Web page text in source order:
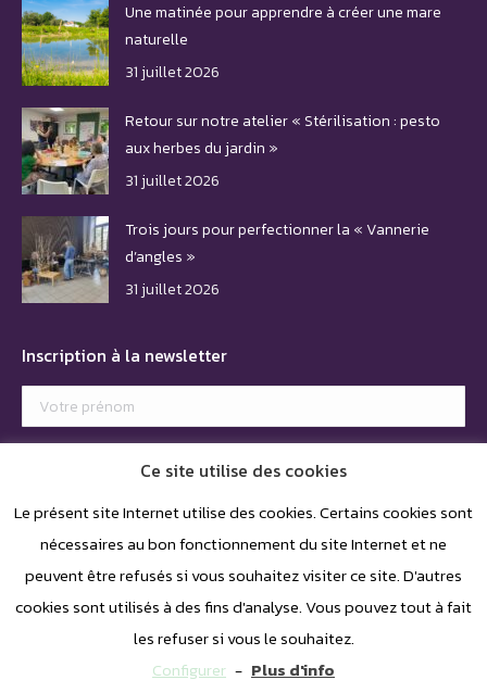
Une matinée pour apprendre à créer une mare
naturelle
31 juillet 2026
Retour sur notre atelier « Stérilisation : pesto
aux herbes du jardin »
31 juillet 2026
Trois jours pour perfectionner la « Vannerie
d’angles »
31 juillet 2026
Inscription à la newsletter
Ce site utilise des cookies
Le présent site Internet utilise des cookies. Certains cookies sont
nécessaires au bon fonctionnement du site Internet et ne
peuvent être refusés si vous souhaitez visiter ce site. D'autres
cookies sont utilisés à des fins d'analyse. Vous pouvez tout à fait
les refuser si vous le souhaitez.
Configurer - Plus d'info